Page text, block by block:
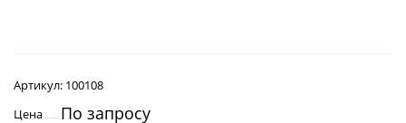
Артикул: 100108
Цена
По запросу